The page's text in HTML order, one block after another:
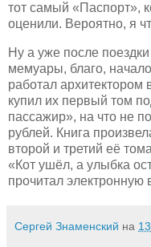
тот самый «Паспорт»,
оценили. Вероятно, я
Ну а уже после
мемуары, благо,
работал архитектором
купил их первый том
пассажир», на что не
рублей. Книга
второй и третий её
«Кот ушёл, а улыбка
прочитал электронную
Сергей Знаменский на